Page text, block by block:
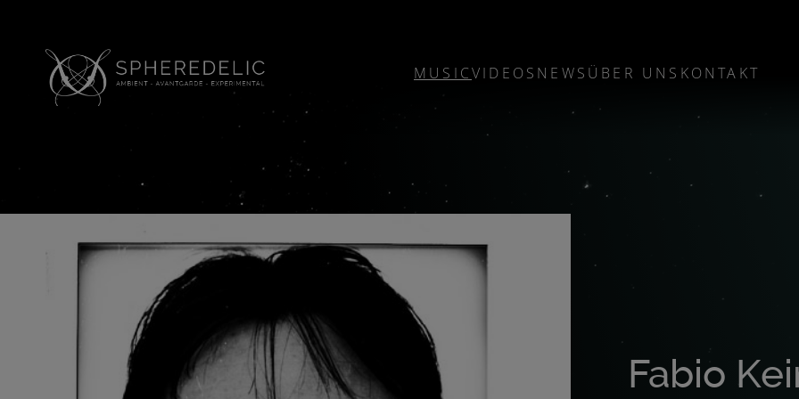
MUSICVIDEOS NEWS ÜBER UNS KONTAKT
Fabio